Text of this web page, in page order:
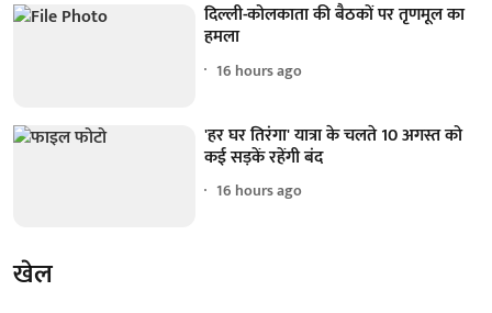
दिल्ली-कोलकाता की बैठकों पर तृणमूल का
हमला
16 hours ago
'हर घर तिरंगा' यात्रा के चलते 10 अगस्त को
कई सड़कें रहेंगी बंद
16 hours ago
खेल